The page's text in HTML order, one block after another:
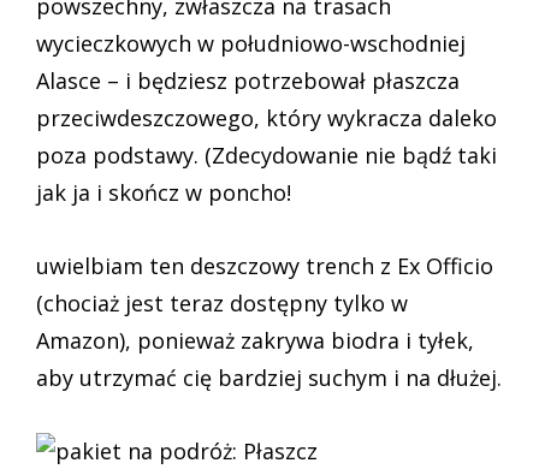
powszechny, zwłaszcza na trasach
wycieczkowych w południowo-wschodniej
Alasce – i będziesz potrzebował płaszcza
przeciwdeszczowego, który wykracza daleko
poza podstawy. (Zdecydowanie nie bądź taki
jak ja i skończ w poncho!
uwielbiam ten deszczowy trench z Ex Officio
(chociaż jest teraz dostępny tylko w
Amazon), ponieważ zakrywa biodra i tyłek,
aby utrzymać cię bardziej suchym i na dłużej.